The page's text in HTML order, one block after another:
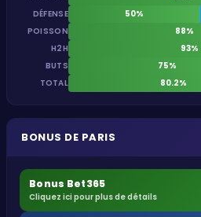
DÉFENSE
50%
POISSON
88%
H2H
93%
BUTS
75%
TOTAL
80.2%
BONUS DE PARIS
Bonus Bet365
Cliquez ici pour plus de détails